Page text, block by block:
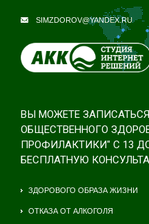
SIMZDOROV@YANDEX.RU
ВЫ МОЖЕТЕ
ОБЩЕСТВЕННОГО
ПРОФИЛАКТИКИ" С 13
БЕСПЛАТНУЮ
ЗДОРОВОГО ОБРАЗА ЖИЗНИ
ОТКАЗА ОТ АЛКОГОЛЯ